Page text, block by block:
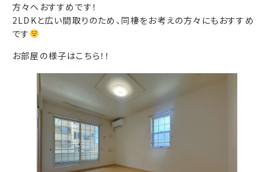
方々へおすすめです！
2LDKと広い間取りのため、同棲をお考えの方々にもおすすめ
です
お部屋の様子はこちら！！